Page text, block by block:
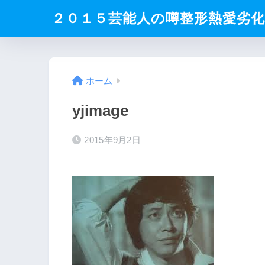
２０１５芸能人の噂整形熱愛劣
ホーム
yjimage
2015年9月2日